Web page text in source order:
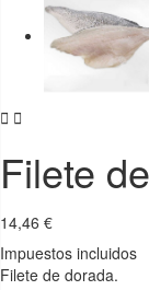
 
Filete
14,46 €
Impuestos incluidos
Filete de dorada.